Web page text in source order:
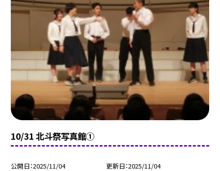
10/31 北斗祭写真館①
公開日 2025/11/04 更新日 2025/11/04